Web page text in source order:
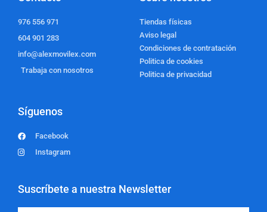
976 556 971
604 901 283
info@alexmovilex.com
Trabaja con nosotros
Tiendas físicas
Aviso legal
Condiciones de contratación
Politica de cookies
Politica de privacidad
Síguenos
Facebook
Instagram
Suscríbete a nuestra Newsletter